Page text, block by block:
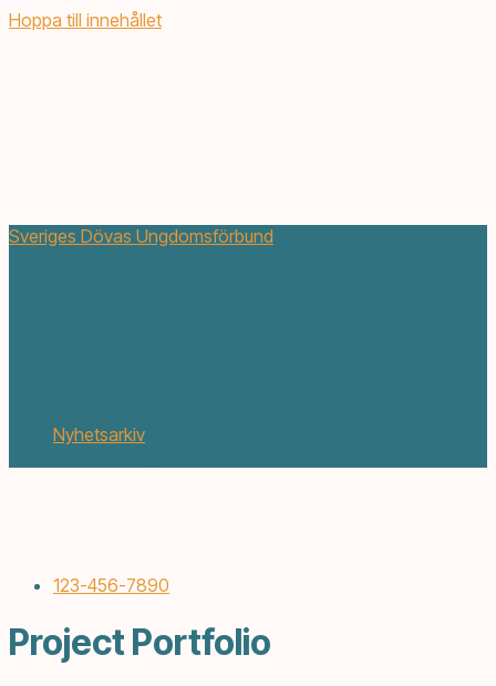
Hoppa till innehållet
Sveriges Dövas Ungdomsförbund
Nyhetsarkiv
123-456-7890
Project Portfolio